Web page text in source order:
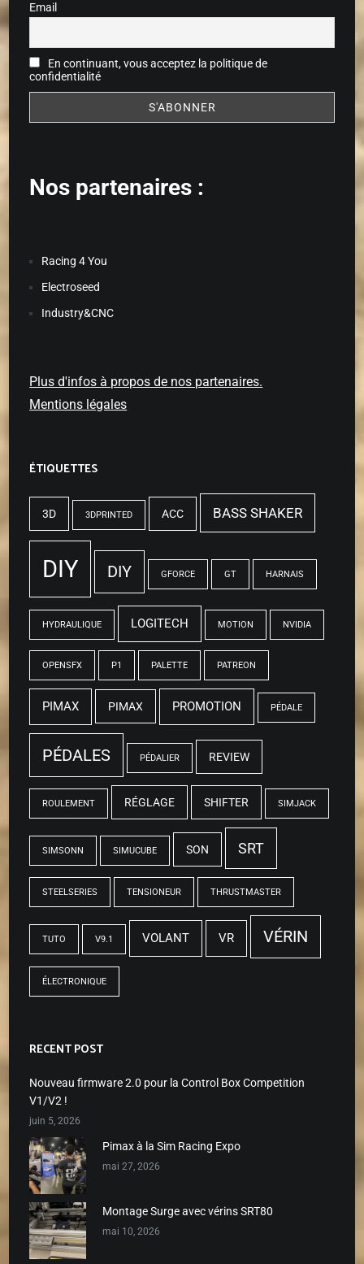
Email
En continuant, vous acceptez la politique de
confidentialité
Nos partenaires :
Racing 4 You
Electroseed
Industry&CNC
Plus d'infos à propos de nos partenaires.
Mentions légales
ÉTIQUETTES
3D 3DPRINTED ACC BASS SHAKER
DIY DIY GFORCE GT HARNAIS
HYDRAULIQUE LOGITECH MOTION NVIDIA
OPENSFX P1 PALETTE PATREON
PIMAX PIMAX PROMOTION PÉDALE
PÉDALES PÉDALIER REVIEW
ROULEMENT RÉGLAGE SHIFTER SIMJACK
SIMSONN SIMUCUBE SON SRT
STEELSERIES TENSIONEUR THRUSTMASTER
TUTO V9.1 VOLANT VR VÉRIN
ÉLECTRONIQUE
RECENT POST
Nouveau firmware 2.0 pour la Control Box Competition
V1/V2 !
juin 5, 2026
Pimax à la Sim Racing Expo
mai 27, 2026
Montage Surge avec vérins SRT80
mai 10, 2026